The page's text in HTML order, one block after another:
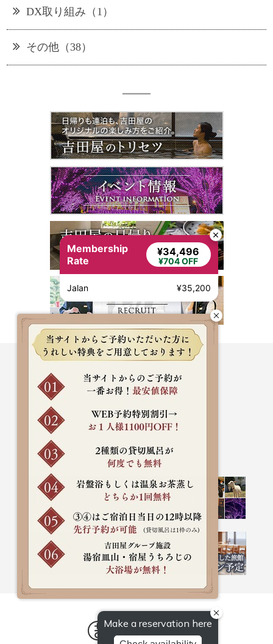
DX取り組み（1）
その他（38）
Membership
Rate
¥34,496
¥704 OFF
Jalan ¥35,200